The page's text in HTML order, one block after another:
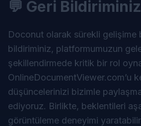
💬 Geri
Doconut olarak sürekli gelişime
bildiriminiz, platformumuzun
şekillendirmede kritik bir rol
OnlineDocumentViewer.com’u
düşüncelerinizi bizimle
ediyoruz. Birlikte, beklentileri
görüntüleme deneyimi